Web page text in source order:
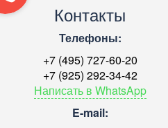
Контакты
Телефоны:
+7 (495) 727-60-20
+7 (925) 292-34-42
Написать в WhatsApp
E-mail: